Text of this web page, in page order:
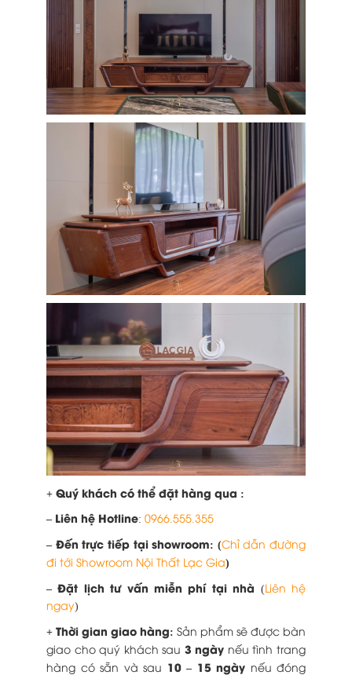
+ Quý khách có thể đặt hàng qua :
– Liên hệ Hotline: 0966.555.355
– Đến trực tiếp tại showroom: (Chỉ dẫn đường
đi tới Showroom Nội Thất Lạc Gia)
– Đặt lịch tư vấn miễn phí tại nhà (Liên hệ
ngay)
+ Thời gian giao hàng: Sản phẩm sẽ được bàn
giao cho quý khách sau 3 ngày nếu tình trang
hàng có sẵn và sau 10 – 15 ngày nếu đóng